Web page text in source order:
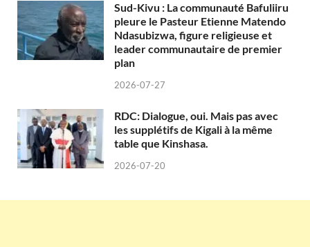
Sud-Kivu : La communauté Bafuliiru
pleure le Pasteur Etienne Matendo
Ndasubizwa, figure religieuse et
leader communautaire de premier
plan
2026-07-27
RDC: Dialogue, oui. Mais pas avec
les supplétifs de Kigali à la même
table que Kinshasa.
2026-07-20